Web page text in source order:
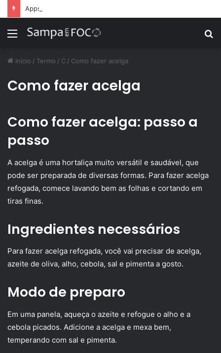
Menu
Início / Termo / C / Como fazer acelga
Como fazer acelga
Como fazer acelga: passo a
passo
A acelga é uma hortaliça muito versátil e saudável, que
pode ser preparada de diversas formas. Para fazer acelga
refogada, comece lavando bem as folhas e cortando em
tiras finas.
Ingredientes necessários
Para fazer acelga refogada, você vai precisar de acelga,
azeite de oliva, alho, cebola, sal e pimenta a gosto.
Modo de preparo
Em uma panela, aqueça o azeite e refogue o alho e a
cebola picados. Adicione a acelga e mexa bem,
temperando com sal e pimenta.